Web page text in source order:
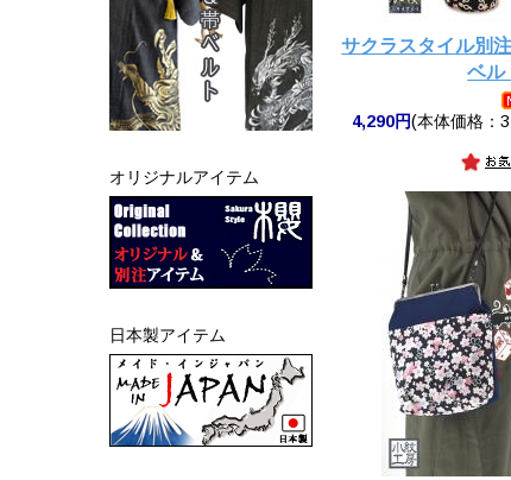
オリジナルアイテム
日本製アイテム
サクラスタイル別
ベ
4,290円(本体価格：